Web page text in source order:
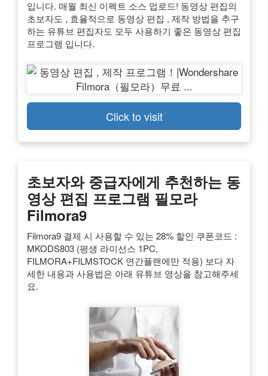
입니다. 매월 최신 이펙트 소스 업로드! 동영상 편집의
초보자도 , 효율적으로 동영상 편집 , 제작 방법을 추구
하는 유튜브 편집자도 모두 사용하기 좋은 동영상 편집
프로그램 입니다.
Click to visit
초보자와 중급자에게 추천하는 동
영상 편집 프로그램 필모라
Filmora9
Filmora9 결제 시 사용할 수 있는 28% 할인 쿠폰코드 :
MKODS803 (평생 라이선스 1PC,
FILMORA+FILMSTOCK 연간플랜에만 적용) 보다 자
세한 내용과 사용법은 아래 유튜브 영상을 참고해주세
요.